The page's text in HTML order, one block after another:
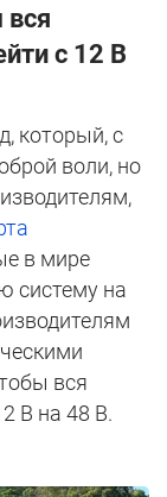
вся
с 12 В
который, с
воли, но
в мире
систему на
вся
В на 48 В.